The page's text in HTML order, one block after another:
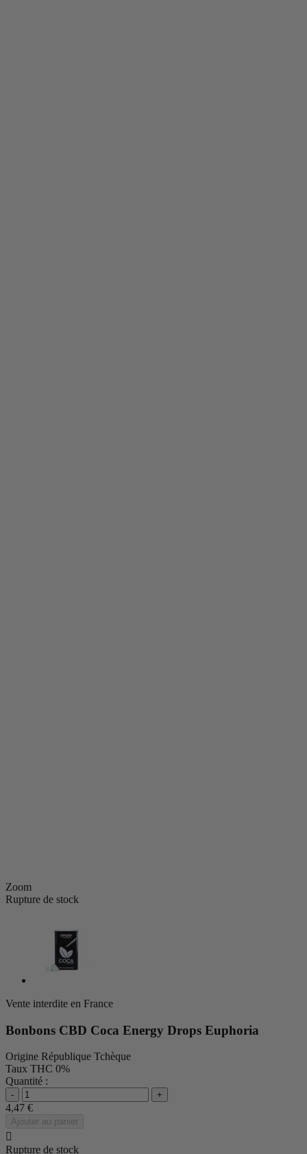
Zoom
Rupture de stock
Vente interdite en France
Bonbons CBD Coca Energy Drops Euphoria
Origine République Tchèque
Taux THC 0%
Quantité :
- +
4,47 €
Ajouter au panier

Rupture de stock